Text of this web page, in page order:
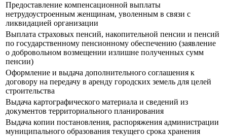
Предоставление компенсационной выплаты
нетрудоустроенным женщинам, уволенным в связи с
ликвидацией организации
Выплата страховых пенсий, накопительной пенсии и пенсий
по государственному пенсионному обеспечению (заявление
о добровольном возмещении излишне полученных сумм
пенсии)
Оформление и выдача дополнительного соглашения к
договору на передачу в аренду городских земель для целей
строительства
Выдача картографического материала и сведений из
документов территориального планирования
Выдача копии постановления, распоряжения администрации
муниципального образования текущего срока хранения